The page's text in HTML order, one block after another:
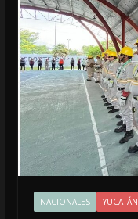
NACIONALES YUCATÁN